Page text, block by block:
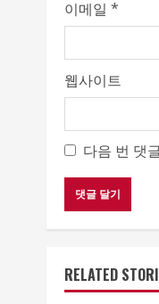
이메일 *
웹사이트
다음 번 댓
RELATED